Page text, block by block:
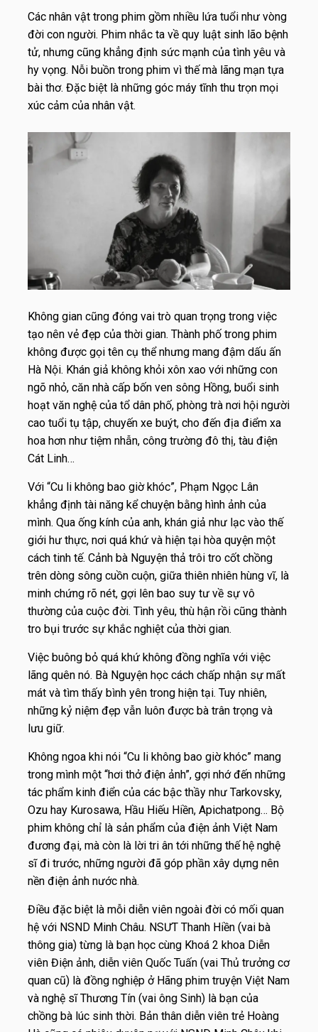
Các nhân vật trong phim gồm nhiều lứa tuổi như vòng
đời con người. Phim nhắc ta về quy luật sinh lão bệnh
tử, nhưng cũng khẳng định sức mạnh của tình yêu và
hy vọng. Nỗi buồn trong phim vì thế mà lãng mạn tựa
bài thơ. Đặc biệt là những góc máy tĩnh thu trọn mọi
xúc cảm của nhân vật.
Không gian cũng đóng vai trò quan trọng trong việc
tạo nên vẻ đẹp của thời gian. Thành phố trong phim
không được gọi tên cụ thể nhưng mang đậm dấu ấn
Hà Nội. Khán giả không khỏi xôn xao với những con
ngõ nhỏ, căn nhà cấp bốn ven sông Hồng, buổi sinh
hoạt văn nghệ của tổ dân phố, phòng trà nơi hội người
cao tuổi tụ tập, chuyến xe buýt, cho đến địa điểm xa
hoa hơn như tiệm nhẫn, công trường đô thị, tàu điện
Cát Linh…
Với “Cu li không bao giờ khóc”, Phạm Ngọc Lân
khẳng định tài năng kể chuyện bằng hình ảnh của
mình. Qua ống kính của anh, khán giả như lạc vào thế
giới hư thực, nơi quá khứ và hiện tại hòa quyện một
cách tinh tế. Cảnh bà Nguyện thả trôi tro cốt chồng
trên dòng sông cuồn cuộn, giữa thiên nhiên hùng vĩ, là
minh chứng rõ nét, gợi lên bao suy tư về sự vô
thường của cuộc đời. Tình yêu, thù hận rồi cũng thành
tro bụi trước sự khắc nghiệt của thời gian.
Việc buông bỏ quá khứ không đồng nghĩa với việc
lãng quên nó. Bà Nguyện học cách chấp nhận sự mất
mát và tìm thấy bình yên trong hiện tại. Tuy nhiên,
những kỷ niệm đẹp vẫn luôn được bà trân trọng và
lưu giữ.
Không ngoa khi nói “Cu li không bao giờ khóc” mang
trong mình một “hơi thở điện ảnh”, gợi nhớ đến những
tác phẩm kinh điển của các bậc thầy như Tarkovsky,
Ozu hay Kurosawa, Hầu Hiếu Hiền, Apichatpong… Bộ
phim không chỉ là sản phẩm của điện ảnh Việt Nam
đương đại, mà còn là lời tri ân tới những thế hệ nghệ
sĩ đi trước, những người đã góp phần xây dựng nên
nền điện ảnh nước nhà.
Điều đặc biệt là mỗi diễn viên ngoài đời có mối quan
hệ với NSND Minh Châu. NSƯT Thanh Hiền (vai bà
thông gia) từng là bạn học cùng Khoá 2 khoa Diễn
viên Điện ảnh, diễn viên Quốc Tuấn (vai Thủ trưởng cơ
quan cũ) là đồng nghiệp ở Hãng phim truyện Việt Nam
và nghệ sĩ Thương Tín (vai ông Sinh) là bạn của
chồng bà lúc sinh thời. Bản thân diễn viên trẻ Hoàng